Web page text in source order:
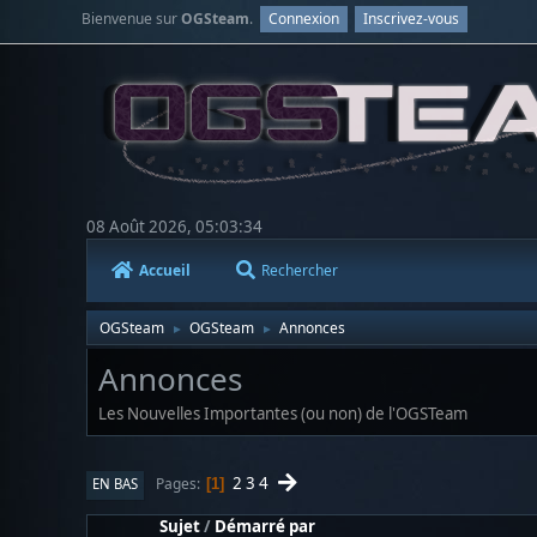
Bienvenue surOGSteam. Connexion Inscrivez-vous
08 Août 2026, 05:03:34
Accueil Rechercher
OGSteam ► OGSteam ► Annonces
Annonces
Les Nouvelles Importantes (ou non) de l'OGSTeam
EN BAS Pages 1 2 3 4
Sujet/ Démarré par